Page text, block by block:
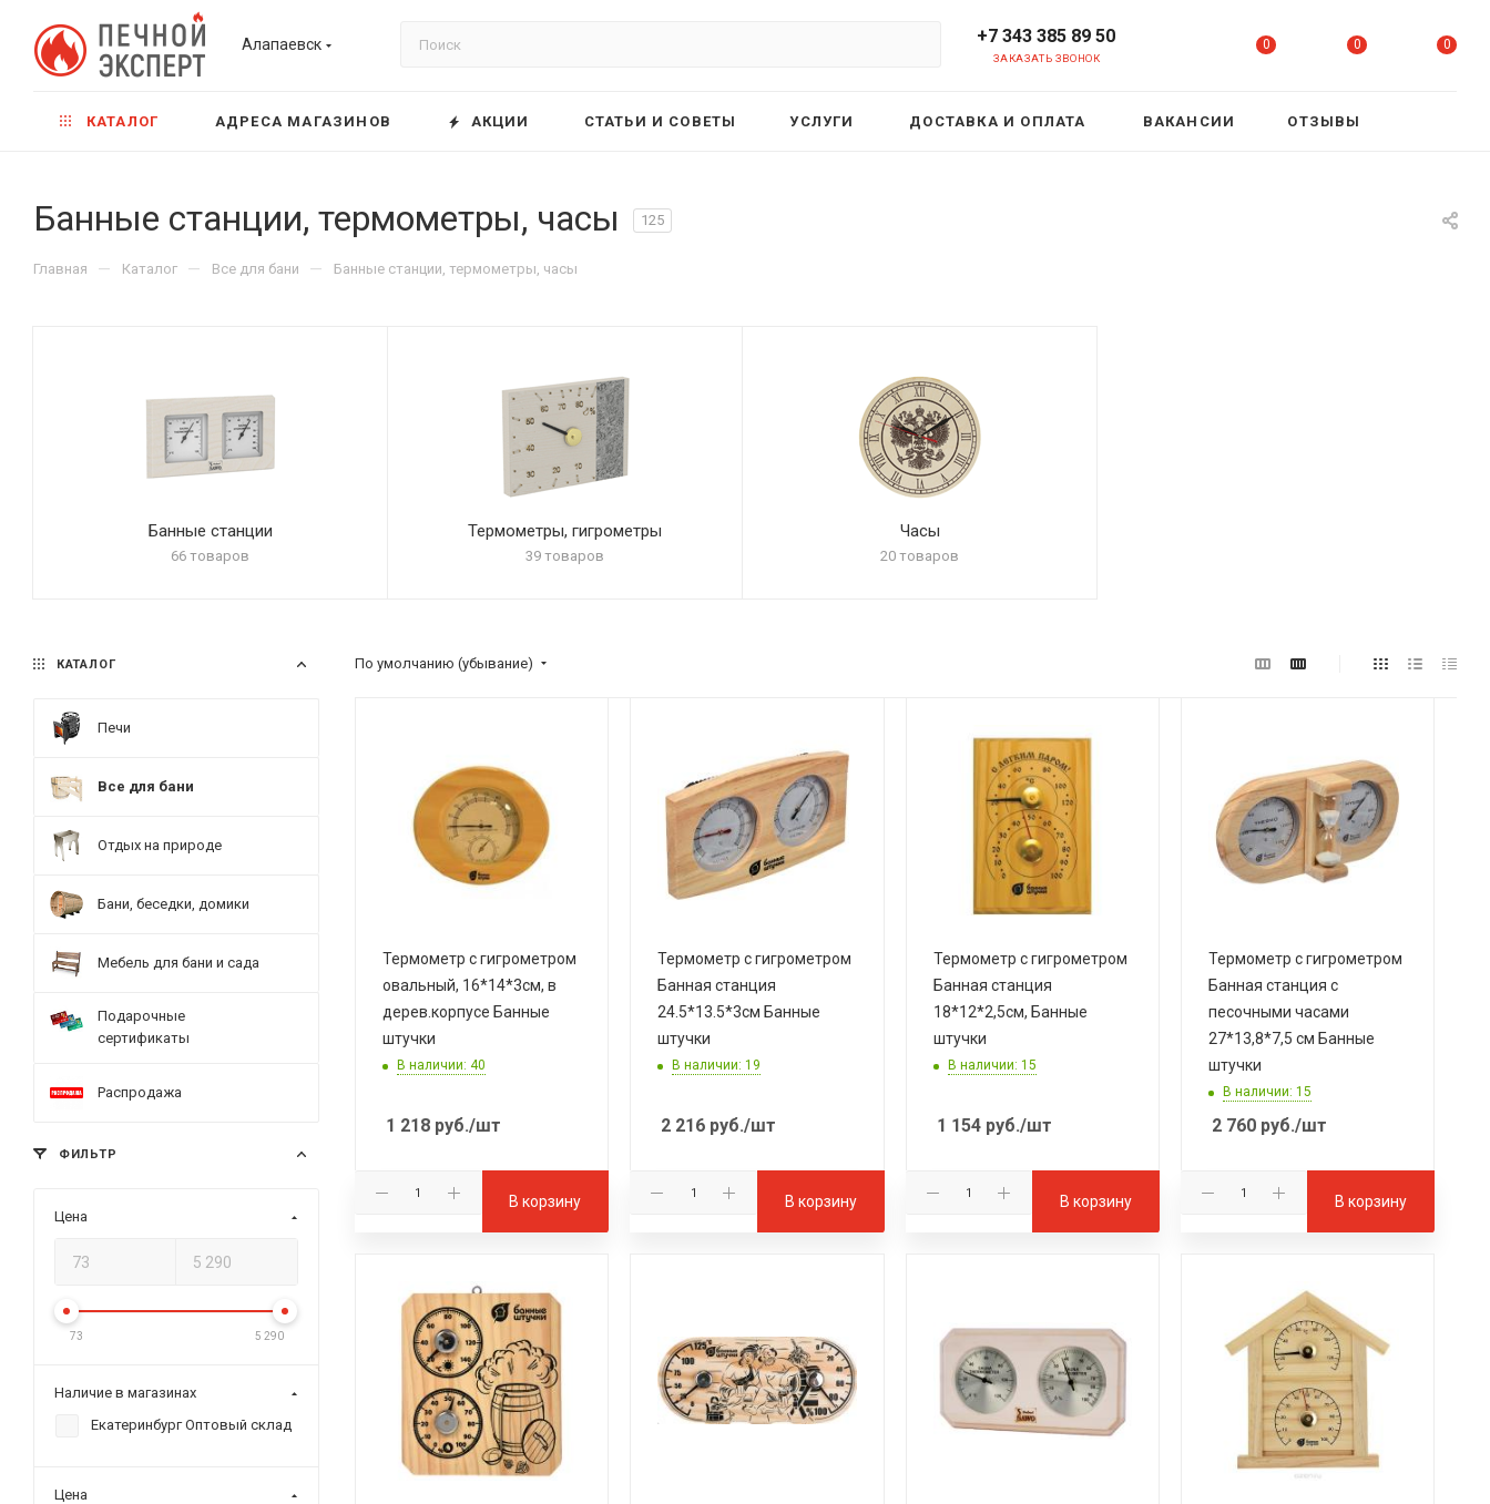
Алапаевск +7 343 385 89 50
ЗАКАЗАТЬ ЗВОНОК
0 0 0
КАТАЛОГ АДРЕСА МАГАЗИНОВ АКЦИИ СТАТЬИ И СОВЕТЫ УСЛУГИ ДОСТАВКА И ОПЛАТА ВАКАНСИИ ОТЗЫВЫ
Банные станции, термометры, часы 125
Главная — Каталог — Все для бани — Банные станции, термометры, часы
Банные станции
66 товаров
Термометры, гигрометры
39 товаров
Часы
20 товаров
По умолчанию (убывание)
Термометр с гигрометром
овальный, 16*14*3см, в
дерев.корпусе Банные
штучки
В наличии: 40
1 218 руб./шт
В корзину
Термометр с гигрометром
Банная станция
24.5*13.5*3см Банные
штучки
В наличии: 19
2 216 руб./шт
В корзину
Термометр с гигрометром
Банная станция
18*12*2,5см, Банные
штучки
В наличии: 15
1 154руб./шт
В корзину
Термометр с гигрометром
Банная станция с
песочными часами
27*13,8*7,5 см Банные
штучки
В наличии: 15
2 760руб./шт
В корзину
КАТАЛОГ
Печи
Все для бани
Отдых на природе
Бани, беседки, домики
Мебель для бани и сада
Подарочные
сертификаты
Распродажа
ФИЛЬТР
Цена
73 5 290
Наличие в магазинах
Екатеринбург Оптовый склад
Цена